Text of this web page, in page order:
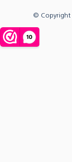
© Copyright